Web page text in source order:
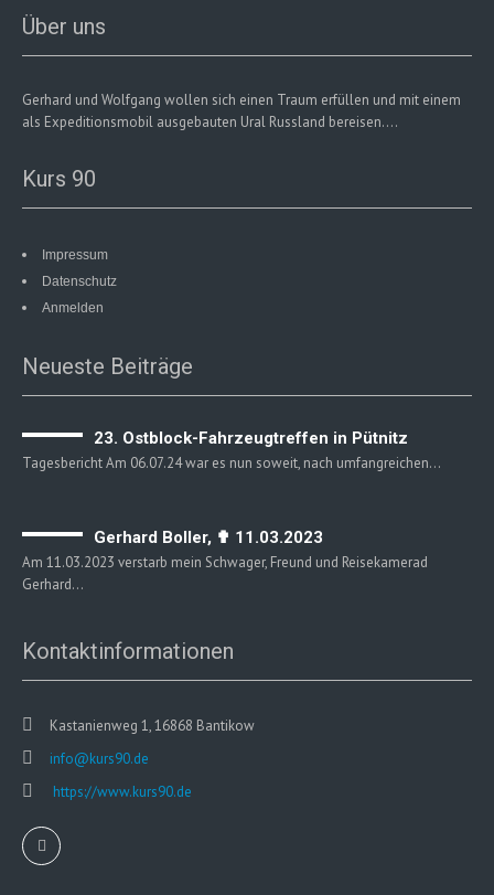
Über uns
Gerhard und Wolfgang wollen sich einen Traum erfüllen und mit einem
als Expeditionsmobil ausgebauten Ural Russland bereisen....
Kurs 90
Impressum
Datenschutz
Anmelden
Neueste Beiträge
23. Ostblock-Fahrzeugtreffen in Pütnitz
Tagesbericht Am 06.07.24 war es nun soweit, nach umfangreichen…
Gerhard Boller, ✟ 11.03.2023
Am 11.03.2023 verstarb mein Schwager, Freund und Reisekamerad
Gerhard…
Kontaktinformationen
Kastanienweg 1, 16868 Bantikow
info@kurs90.de
https://www.kurs90.de